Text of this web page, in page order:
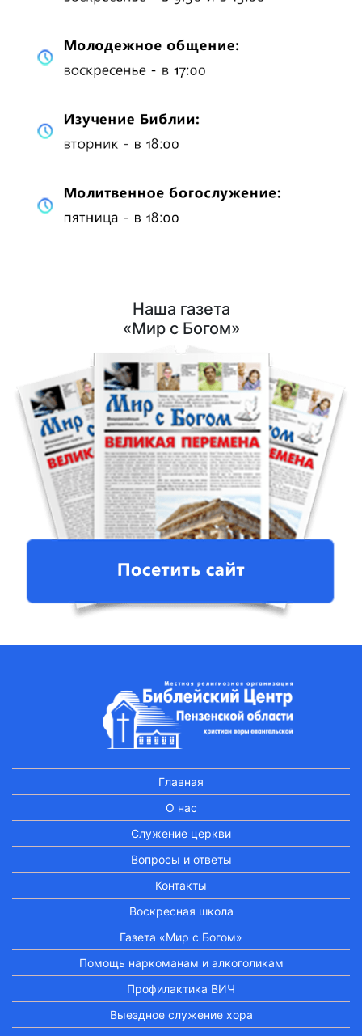
Наша газета
«Мир с Богом»
Главная
О нас
Служение церкви
Вопросы и ответы
Контакты
Воскресная школа
Газета «Мир с Богом»
Помощь наркоманам и алкоголикам
Профилактика ВИЧ
Выездное служение хора